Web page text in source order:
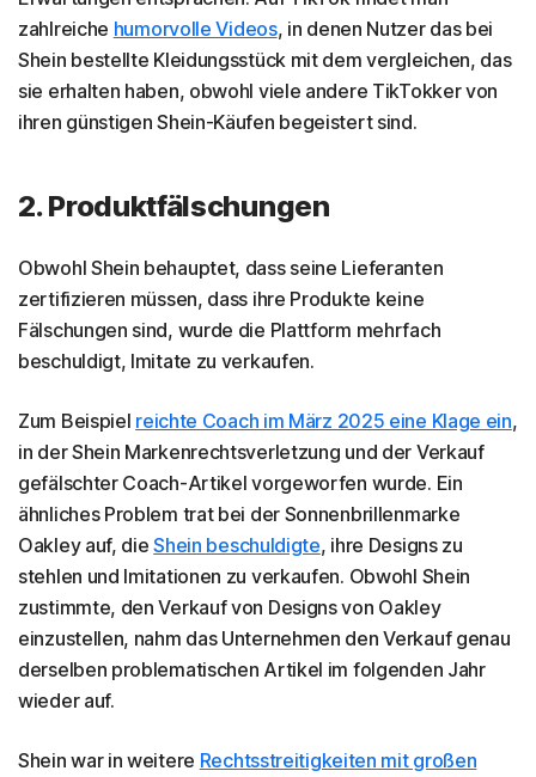
zahlreiche humorvolle Videos, in denen Nutzer das bei
Shein bestellte Kleidungsstück mit dem vergleichen, das
sie erhalten haben, obwohl viele andere TikTokker von
ihren günstigen Shein-Käufen begeistert sind.
2. Produktfälschungen
Obwohl Shein behauptet, dass seine Lieferanten
zertifizieren müssen, dass ihre Produkte keine
Fälschungen sind, wurde die Plattform mehrfach
beschuldigt, Imitate zu verkaufen.
Zum Beispiel reichte Coach im März 2025 eine Klage ein,
in der Shein Markenrechtsverletzung und der Verkauf
gefälschter Coach-Artikel vorgeworfen wurde. Ein
ähnliches Problem trat bei der Sonnenbrillenmarke
Oakley auf, dieShein beschuldigte, ihre Designs zu
stehlen und Imitationen zu verkaufen. Obwohl Shein
zustimmte, den Verkauf von Designs von Oakley
einzustellen, nahm das Unternehmen den Verkauf genau
derselben problematischen Artikel im folgenden Jahr
wieder auf.
Shein war in weitere Rechtsstreitigkeiten mit großen